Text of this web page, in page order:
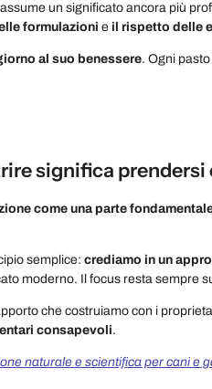
un significato ancora più
formulazioni e il rispetto delle
al suo benessere. Ogni
significa prendersi
come una parte
semplice: crediamo in un
moderno. Il focus resta sempre
che costruiamo con i
consapevoli.
naturale e scientifica per cani e